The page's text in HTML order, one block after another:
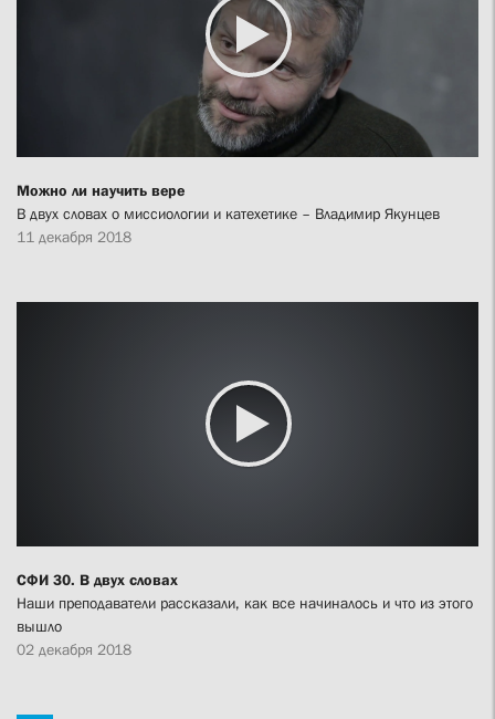
Можно ли научить вере
В двух словах о миссиологии и катехетике – Владимир Якунцев
11 декабря 2018
СФИ 30. В двух словах
Наши преподаватели рассказали, как все начиналось и что из этого
вышло
02 декабря 2018